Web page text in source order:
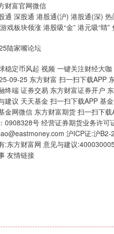
财富官网微信
通 深股通 港股通(沪) 港股通(深)
戏板块领涨 港股吸“金” 港元吸“
陆家嘴论坛
稳定币风起 视频 一键关注财经大
09-25 东方财富 扫一扫下载APP
终端 证券交易 东方财富证券开户
建议 天天基金 扫一扫下载APP 基
金网微信 东方财富期货 扫一扫下
0908328号 经营证券期货业务许
沪ICP证:沪
:东方财富网 意见与建议
友情链接